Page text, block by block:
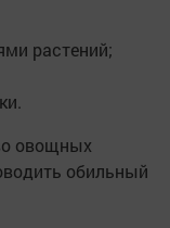
растений;
овощных
обильный